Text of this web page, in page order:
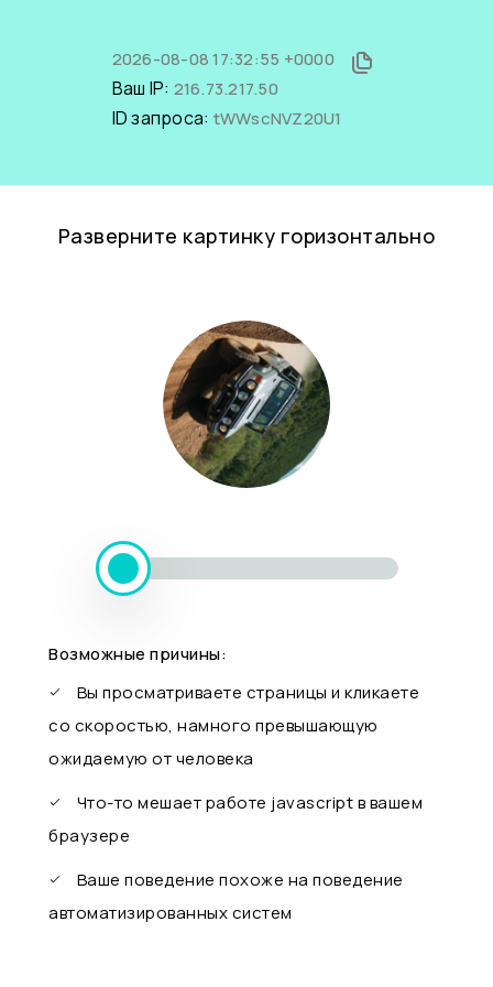
2026-08-08 17:32:55 +0000
Ваш IP: 216.73.217.50
ID запроса: tWWscNVZ20U1
Разверните картинку горизонтально
Возможные причины:
Вы просматриваете страницы и кликаете
со скоростью, намного превышающую
ожидаемую от человека
Что-то мешает работе javascript в вашем
браузере
Ваше поведение похоже на поведение
автоматизированных систем